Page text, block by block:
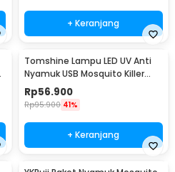
+ Keranjang
Tomshine Lampu LED UV Anti
Nyamuk USB Mosquito Killer
Lamp 1200mAh - YG-003
Rp56.900
Rp95.900 41%
+ Keranjang